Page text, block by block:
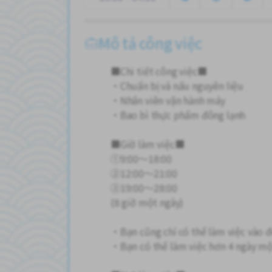
Mô tả công việc
■Chi tiết công việc■
・Chuẩn bị và nấu nguyên liệu
・Nhân viên vận hành máy
・Bao bì thực phẩm đông lạnh
■Giờ làm việc■
①9:00～18:00
②12:00～21:00
③19:00～28:00
(8 giờ một ngày)
・Bạn cũng chỉ có thể làm việc vào
・Bạn có thể làm việc hơn 4 ngày